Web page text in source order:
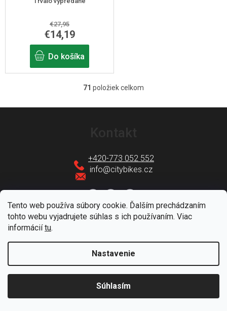
Tento web používa súbory cookie. Ďalším prechádzaním
tohto webu vyjadrujete súhlas s ich používaním. Viac
informáciítu.
Nastavenie
Súhlasím
€27,95
€14,19
Do košíka
O
v
d
a
i
e
p
v
k
y
v
71 položiek celkom
info@citybikes.cz
+420-773 052 552
O nás